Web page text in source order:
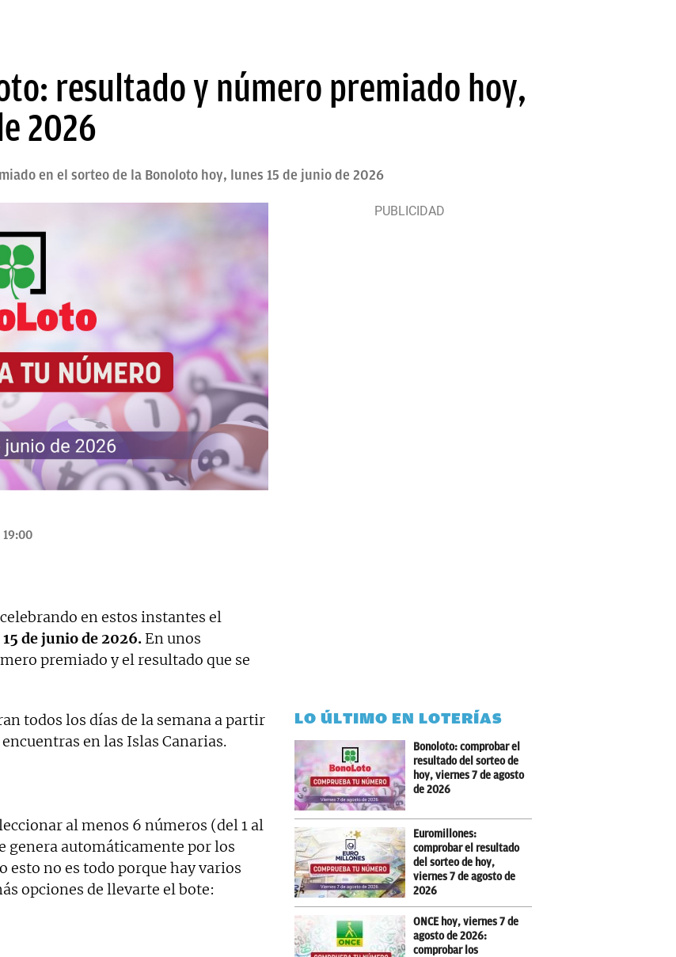
resultado y número premiado hoy,
2026
en el sorteo de la Bonoloto hoy, lunes 15 de junio de 2026
en estos instantes el
de junio de 2026. En unos
premiado y el resultado que se
todos los días de la semana a partir
en las Islas Canarias.
al menos 6 números (del 1 al
genera automáticamente por los
esto no es todo porque hay varios
opciones de llevarte el bote:
LO ÚLTIMO EN LOTERÍAS
Bonoloto: comprobar el
resultado del sorteo de
hoy, viernes 7 de agosto
de 2026
Euromillones:
comprobar el resultado
del sorteo de hoy,
viernes 7 de agosto de
2026
ONCE hoy, viernes 7 de
agosto de 2026:
comprobar los